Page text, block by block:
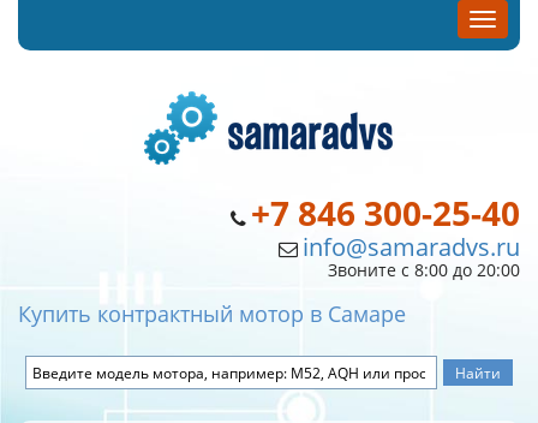
+7 846 300-25-40
info@samaradvs.ru
Звоните с 8:00 до 20:00
Купить контрактный мотор в Самаре